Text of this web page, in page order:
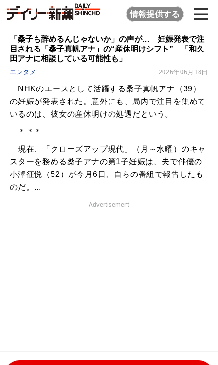
情報提供する
「桑子も辞めるんじゃないか」の声が… 妊娠発表で注
目される「桑子真帆アナ」の“産休明けシフト” 「和久
田アナに相談している可能性も」
エンタメ 2026年06月18日
NHKのエースとして活躍する桑子真帆アナ（39）
の妊娠が発表された。意外にも、局内で注目を集めて
いるのは、彼女の産休明けの処遇だという。
＊＊＊
現在、「クローズアップ現代」（月～水曜）のキャ
スターを務める桑子アナの第1子妊娠は、夫で俳優の
小澤征悦（52）が今月6日、自らの番組で報告したも
のだ。...
Advertisement